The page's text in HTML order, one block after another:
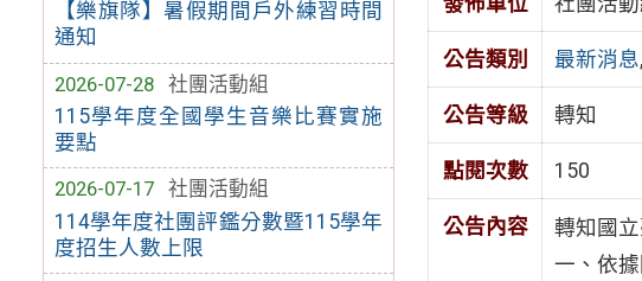
【樂旗隊】暑假期間戶外練習時間
通知
2026-07-28
社團活動組
115學年度全國學生音樂比賽實施
要點
2026-07-17
社團活動組
114學年度社團評鑑分數暨115學年
度招生人數上限
公告類別 最新消息,
公告等級 轉知
點閱次數 150
公告內容
轉知國
一、依